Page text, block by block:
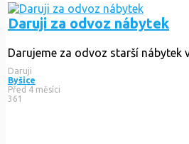
Daruji za odvoz nábytek
Darujeme za odvoz starší nábytek
Daruji
Byšice
Před 4 měsíci
361